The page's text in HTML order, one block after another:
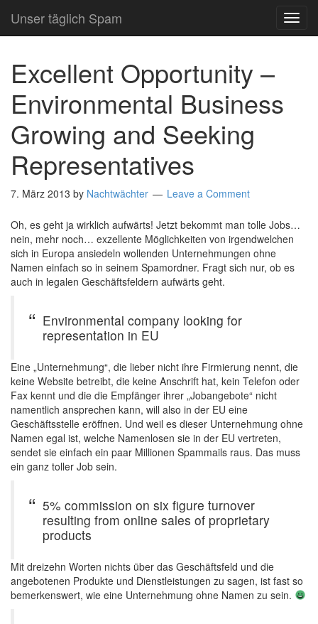
Unser täglich Spam
Excellent Opportunity –
Environmental Business
Growing and Seeking
Representatives
7. März 2013 by Nachtwächter Leave a Comment
Oh, es geht ja wirklich aufwärts! Jetzt bekommt man tolle Jobs…
nein, mehr noch… exzellente Möglichkeiten von irgendwelchen
sich in Europa ansiedeln wollenden Unternehmungen ohne
Namen einfach so in seinem Spamordner. Fragt sich nur, ob es
auch in legalen Geschäftsfeldern aufwärts geht.
Environmental company looking for
representation in EU
Eine „Unternehmung“, die lieber nicht ihre Firmierung nennt, die
keine Website betreibt, die keine Anschrift hat, kein Telefon oder
Fax kennt und die die Empfänger ihrer „Jobangebote“ nicht
namentlich ansprechen kann, will also in der EU eine
Geschäftsstelle eröffnen. Und weil es dieser Unternehmung ohne
Namen egal ist, welche Namenlosen sie in der EU vertreten,
sendet sie einfach ein paar Millionen Spammails raus. Das muss
ein ganz toller Job sein.
5% commission on six figure turnover
resulting from online sales of proprietary
products
Mit dreizehn Worten nichts über das Geschäftsfeld und die
angebotenen Produkte und Dienstleistungen zu sagen, ist fast so
bemerkenswert, wie eine Unternehmung ohne Namen zu sein.